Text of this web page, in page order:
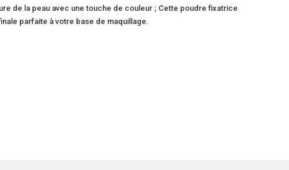
de la peau avec une touche de couleur ; Cette poudre fixatrice
parfaite à votre base de maquillage.